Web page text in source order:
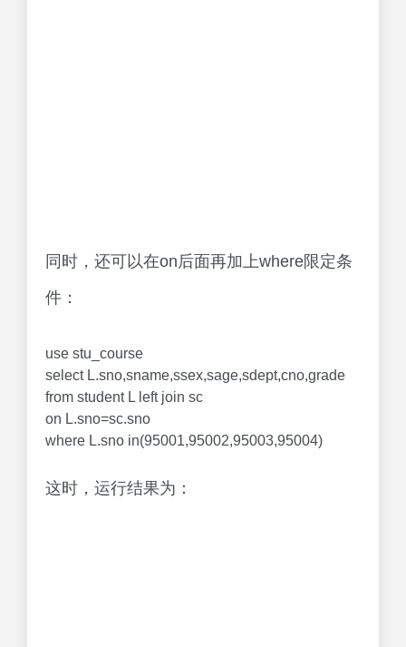
同时，还可以在on后面再加上where限定条
件：
use stu_course
select L.sno,sname,ssex,sage,sdept,cno,grade
from student L left join sc
on L.sno=sc.sno
where L.sno in(95001,95002,95003,95004)
这时，运行结果为：